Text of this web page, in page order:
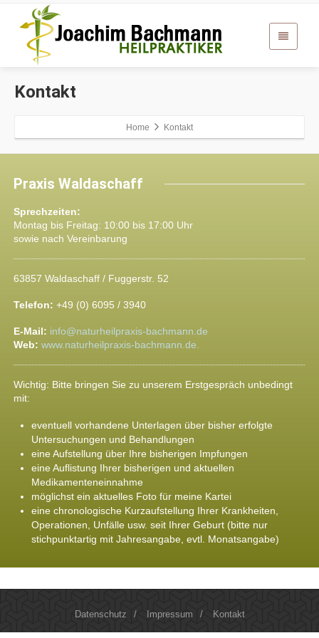
Kontakt
Home Kontakt
Praxis Waldaschaff
Sprechzeiten:
Montag bis Freitag: 10:00 bis 17:00 Uhr
sowie nach Vereinbarung
63857 Waldaschaff / Fuggerstr. 52
Telefon: +49 (0) 6095 / 3940
E-Mail: info@naturheilpraxis-bachmann.de
Web: www.naturheilpraxis-bachmann.de.
Wichtig: Bitte bringen Sie zu unserem Erstgespräch unbedingt
mit:
eventuell vorhandene Unterlagen über bisher erfolgte
Untersuchungen und Behandlungen
eine Aufstellung über Ihre bisherigen Impfungen
eine Auflistung Ihrer bisherigen und aktuellen
Medikamenteneinnahme
möglichst ein aktuelles Foto für meine Kartei
eine chronologische Kurzaufstellung Ihrer Krankheiten,
Operationen, Unfälle usw. seit Ihrer Geburt (bitte nur
stichpunktartig mit Jahresangabe, evtl. Monatsangabe)
Datenschutz / Impressum / Kontakt